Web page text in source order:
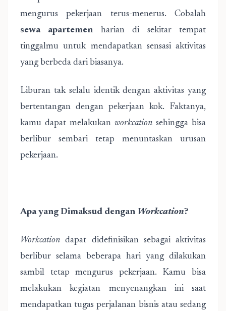
mengurus pekerjaan terus-menerus. Cobalah
sewa apartemen harian di sekitar tempat
tinggalmu untuk mendapatkan sensasi aktivitas
yang berbeda dari biasanya.
Liburan tak selalu identik dengan aktivitas yang
bertentangan dengan pekerjaan kok. Faktanya,
kamu dapat melakukan workcation sehingga bisa
berlibur sembari tetap menuntaskan urusan
pekerjaan.
Apa yang Dimaksud dengan Workcation?
Workcationdapat didefinisikan sebagai aktivitas
berlibur selama beberapa hari yang dilakukan
sambil tetap mengurus pekerjaan. Kamu bisa
melakukan kegiatan menyenangkan ini saat
mendapatkan tugas perjalanan bisnis atau sedang